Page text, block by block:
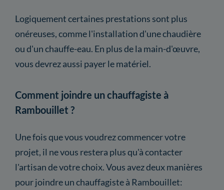
Logiquement certaines prestations sont plus
onéreuses, comme l'installation d'une chaudière
ou d'un chauffe-eau. En plus de la main-d'œuvre,
vous devrez aussi payer le matériel.
Comment joindre un chauffagiste à
Rambouillet ?
Une fois que vous voudrez commencer votre
projet, il ne vous restera plus qu'à contacter
l'artisan de votre choix. Vous avez deux manières
pour joindre un chauffagiste à Rambouillet: